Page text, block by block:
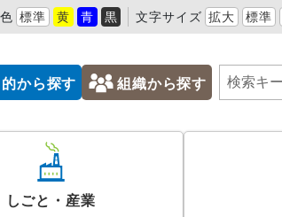
標準 黄 青 黒 文字サイズ 拡大 標準
的から探す 組織から探す
しごと・産業